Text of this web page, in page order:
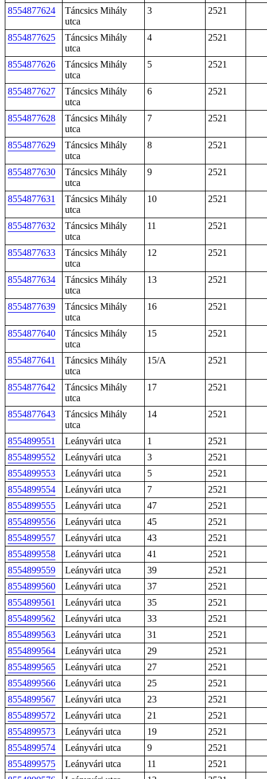
8554877624
Táncsics Mihály
utca
3 2521
8554877625
Táncsics Mihály
utca
4 2521
8554877626
Táncsics Mihály
utca
5 2521
8554877627
Táncsics Mihály
utca
6 2521
8554877628
Táncsics Mihály
utca
7 2521
8554877629
Táncsics Mihály
utca
8 2521
8554877630
Táncsics Mihály
utca
9 2521
8554877631
Táncsics Mihály
utca
10 2521
8554877632
Táncsics Mihály
utca
11 2521
8554877633
Táncsics Mihály
utca
12 2521
8554877634
Táncsics Mihály
utca
13 2521
8554877639
Táncsics Mihály
utca
16 2521
8554877640
Táncsics Mihály
utca
15 2521
8554877641
Táncsics Mihály
utca
15/A 2521
8554877642
Táncsics Mihály
utca
17 2521
8554877643
Táncsics Mihály
utca
14 2521
8554899551 Leányvári utca 1
2521
8554899552
Leányvári utca 3
2521
8554899553
Leányvári utca 5
2521
8554899554
Leányvári utca 7
2521
8554899555
Leányvári utca 47
2521
8554899556
Leányvári utca 45
2521
8554899557
Leányvári utca 43
2521
8554899558
Leányvári utca 41
2521
8554899559
Leányvári utca 39
2521
8554899560
Leányvári utca 37
2521
8554899561
Leányvári utca 35
2521
8554899562
Leányvári utca 33
2521
8554899563
Leányvári utca 31
2521
8554899564
Leányvári utca 29
2521
8554899565
Leányvári utca 27
2521
8554899566
Leányvári utca 25
2521
8554899567
Leányvári utca 23
2521
8554899572
Leányvári utca 21
2521
8554899573
Leányvári utca 19
2521
8554899574
Leányvári utca 9
2521
8554899575
Leányvári utca 11
2521